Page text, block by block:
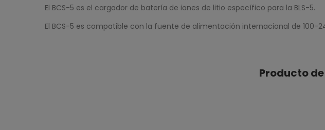
El BCS-5 es el cargador de batería de iones de litio específico para la BLS-5.
El BCS-5 es compatible con la fuente de alimentación internacional de 100-
Producto